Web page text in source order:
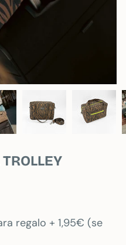
regalo + 1,95€ (se